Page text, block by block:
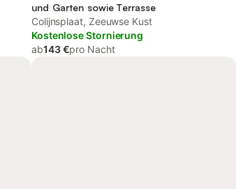
und Garten sowie Terrasse
Colijnsplaat, Zeeuwse Kust
Kostenlose Stornierung
ab143 €pro Nacht